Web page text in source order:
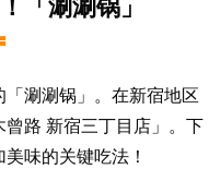
「涮涮锅」
涮涮锅」。在新宿地区
路 新宿三丁目店」。下
味的关键吃法！